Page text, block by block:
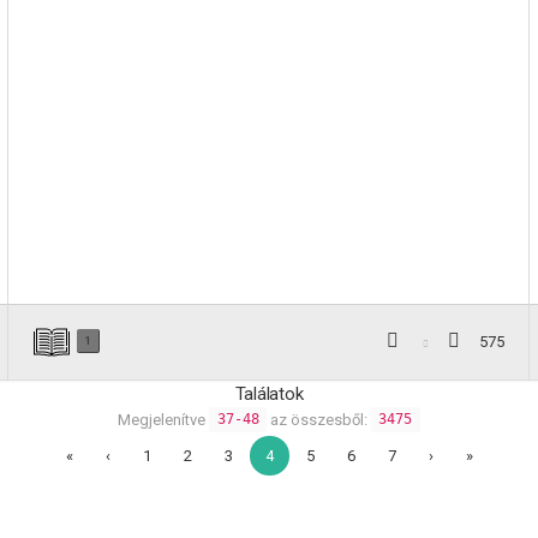
1 575
Találatok
Megjelenítve 37-48 az összesből: 3475
« ‹ 1 2 3 4 5 6 7 › »